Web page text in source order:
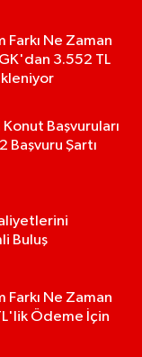
Farkı Ne Zaman
3.552 TL
Başvuruları
Başvuru Şartı
Buluş
Farkı Ne Zaman
Ödeme İçin